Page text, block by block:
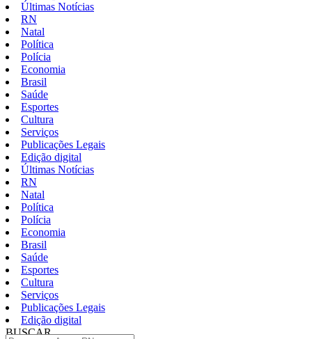
Últimas Notícias
RN
Natal
Política
Polícia
Economia
Brasil
Saúde
Esportes
Cultura
Serviços
Publicações Legais
Edição digital
Últimas Notícias
RN
Natal
Política
Polícia
Economia
Brasil
Saúde
Esportes
Cultura
Serviços
Publicações Legais
Edição digital
BUSCAR